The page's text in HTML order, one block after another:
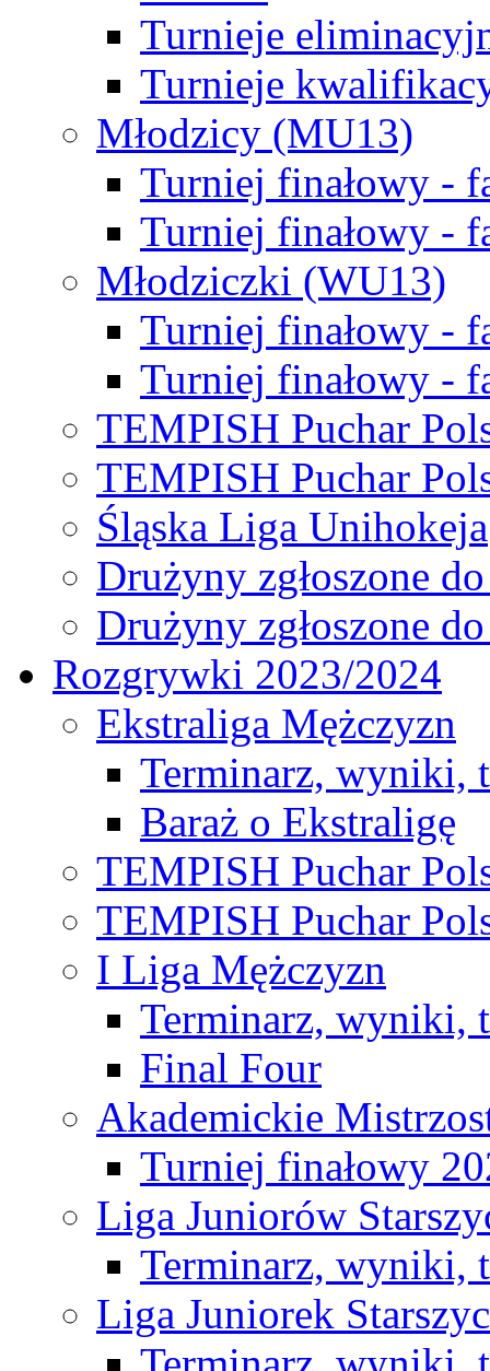
Turnieje
Turnieje
Młodzicy (MU13)
Turniej finałowy -
Turniej finałowy -
Młodziczki (WU13)
Turniej finałowy -
Turniej finałowy -
TEMPISH Puchar
TEMPISH Puchar
Śląska Liga Unihokeja
Drużyny zgłoszone
Drużyny zgłoszone
Rozgrywki 2023/2024
Ekstraliga Mężczyzn
Terminarz, wyniki,
Baraż o Ekstraligę
TEMPISH Puchar
TEMPISH Puchar
I Liga Mężczyzn
Terminarz, wyniki,
Final Four
Akademickie
Turniej finałowy
Liga Juniorów
Terminarz, wyniki,
Liga Juniorek